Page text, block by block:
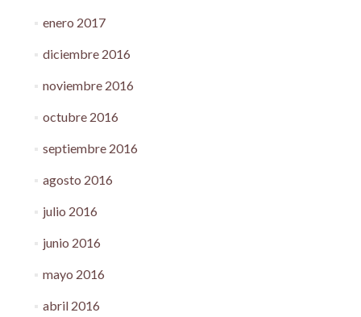
enero 2017
diciembre 2016
noviembre 2016
octubre 2016
septiembre 2016
agosto 2016
julio 2016
junio 2016
mayo 2016
abril 2016